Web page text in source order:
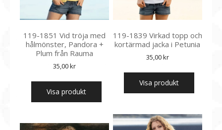
119-1839 Virkad topp och
kortärmad jacka i Petunia
35,00kr
Visa produkt
119-1851 Vid tröja med
hålmönster, Pandora +
Plum från Rauma
35,00kr
Visa produkt